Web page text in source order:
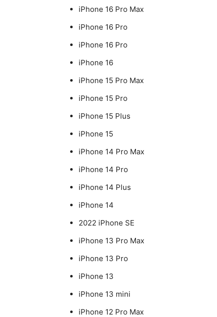
iPhone 16 Pro Max
iPhone 16 Pro
iPhone 16 Pro
iPhone 16
iPhone 15 Pro Max
iPhone 15 Pro
iPhone 15 Plus
iPhone 15
iPhone 14 Pro Max
iPhone 14 Pro
iPhone 14 Plus
iPhone 14
2022 iPhone SE
iPhone 13 Pro Max
iPhone 13 Pro
iPhone 13
iPhone 13 mini
iPhone 12 Pro Max